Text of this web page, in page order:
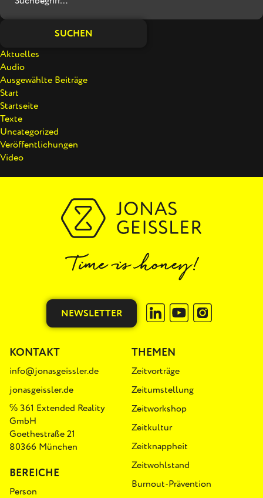
SUCHEN
Aktuelles
Audio
Ausgewählte Beiträge
Start
Startseite
Texte
Uncategorized
Veröffentlichungen
Video
NEWSLETTER
BEREICHE
Person
KONTAKT
info@jonasgeissler.de
jonasgeissler.de
℅ 361 Extended Reality
GmbH
Goethestraße 21
80366 München
THEMEN
Zeitvorträge
Zeitumstellung
Zeitworkshop
Zeitkultur
Zeitknappheit
Zeitwohlstand
Burnout-Prävention